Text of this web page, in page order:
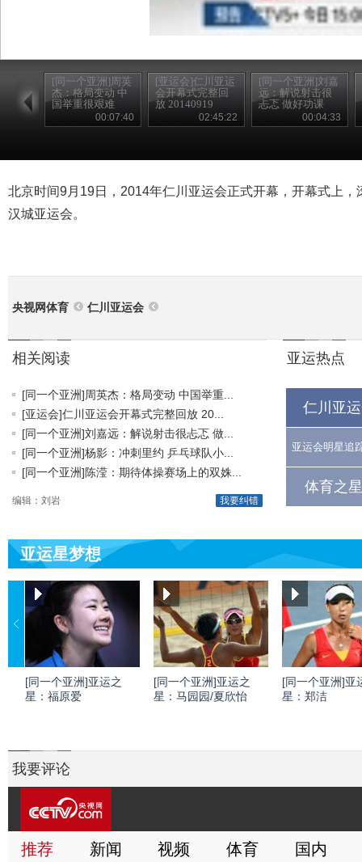
[同一个亚洲]周英
杰：格局变动 中
国举重很艰难
00:07:40
[亚运会]仁川亚运
会开幕式完整回
放 20140919
02:45:22
[同一个亚洲]刘嘉
远：解说射击很
忐忑 做好功课
00:04:33
北京时间9月19日，2014年仁川亚运会正式开幕，开幕式上
汉城亚运会。
央视网体育 仁川亚运会
相关阅读
[同一个亚洲]周英杰：格局变动 中国举重...
[亚运会]仁川亚运会开幕式完整回放 20...
[同一个亚洲]刘嘉远：解说射击很忐忑 做...
[同一个亚洲]杨影：冲刺里约 乒乓球队小...
[同一个亚洲]陈滢：期待体操赛场上的双姝...
我要纠错
编辑：刘岩
亚运热点
仁川亚
亚运会明星追
体育之
亚运星梦想
[同一个亚洲]亚运之
星：福原爱
[同一个亚洲]亚运之
星：马园园/夏欣怡
[同一个亚洲]亚
星：郑洁
我要评论